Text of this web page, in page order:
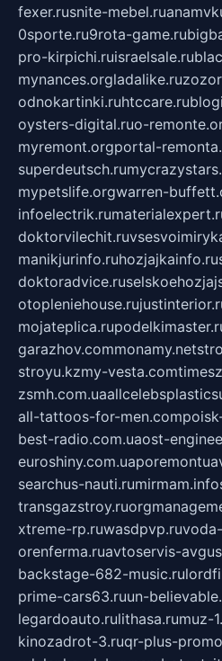
fexer.rusnite-mebel.ru
0sporte.ru9rota-game.ru
pro-kirpichi.ruisraelsale.ru
mynances.orgladalike.ru
odnokartinki.ruhtccare.ru
oysters-digital.ruo-
myremont.orgportal-
superdeutsch.ru
mypetslife.orgwarren-
infoelectrik.ru
doktorvilechit.ru
manikjurinfo.ruhozjajkainfo.ru
doktoradvice.ru
otopleniehouse.ru
mojateplica.ru
garazhov.commonamy.net
stroyu.kzmy-vesta.com
zsmh.com.ua
all-tattoos-for-men.com
best-radio.com.uaost-
euroshiny.com.ua
searchus-nauti.rumirmam.info
transgazstroy.ru
xtreme-rp.ruwasdpvp.ru
orenferma.ruavtoservis-
backstage-682-music.ru
prime-cars63.ruun-
legardoauto.rulithasa.rumuz-
kinozadrot-3.ruqr-plus-